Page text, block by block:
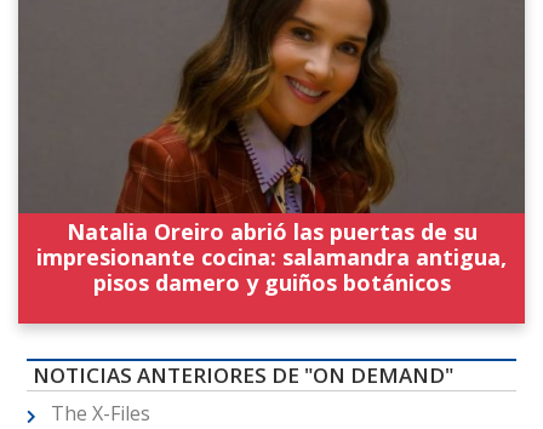
Natalia Oreiro abrió las puertas de su
impresionante cocina: salamandra antigua,
pisos damero y guiños botánicos
NOTICIAS ANTERIORES DE "ON DEMAND"
The X-Files